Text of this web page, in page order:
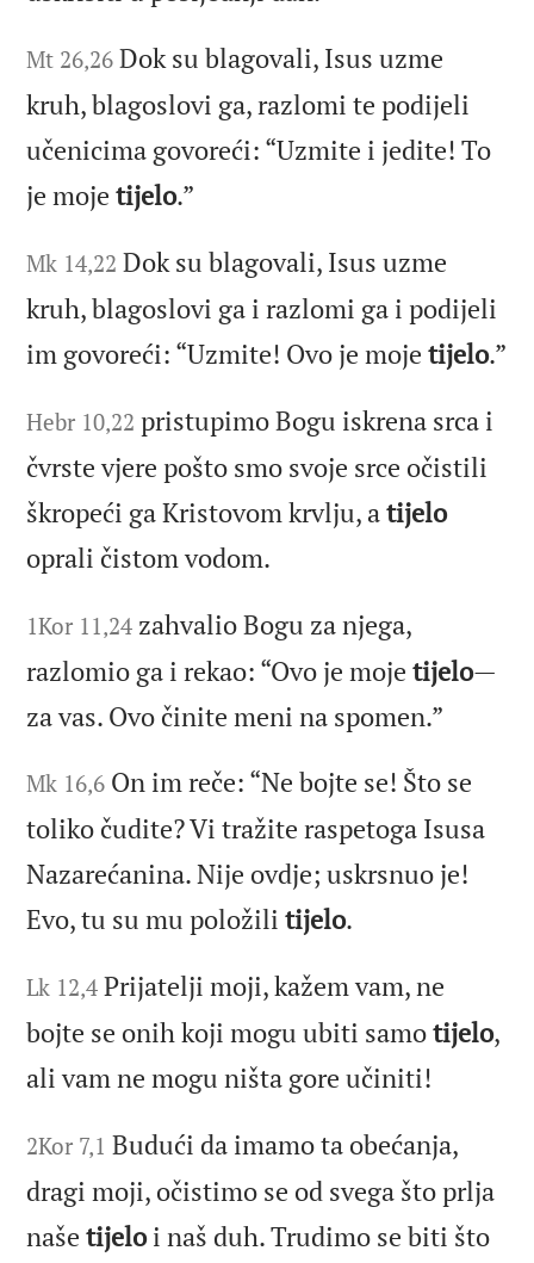
Mt 26,26 Dok su blagovali, Isus uzme
kruh, blagoslovi ga, razlomi te podijeli
učenicima govoreći: “Uzmite i jedite! To
je mojetijelo.”
Mk 14,22 Dok su blagovali, Isus uzme
kruh, blagoslovi ga i razlomi ga i podijeli
im govoreći: “Uzmite! Ovo je mojetijelo.”
Hebr 10,22 pristupimo Bogu iskrena srca i
čvrste vjere pošto smo svoje srce očistili
škropeći ga Kristovom krvlju, atijelo
oprali čistom vodom.
1Kor 11,24 zahvalio Bogu za njega,
razlomio ga i rekao: “Ovo je mojetijelo—
za vas. Ovo činite meni na spomen.”
Mk 16,6 On im reče: “Ne bojte se! Što se
toliko čudite? Vi tražite raspetoga Isusa
Nazarećanina. Nije ovdje; uskrsnuo je!
Evo, tu su mu položilitijelo.
Lk 12,4 Prijatelji moji, kažem vam, ne
bojte se onih koji mogu ubiti samotijelo,
ali vam ne mogu ništa gore učiniti!
2Kor 7,1 Budući da imamo ta obećanja,
dragi moji, očistimo se od svega što prlja
našetijeloi naš duh. Trudimo se biti što